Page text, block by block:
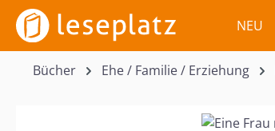
Hauptinhalt springen
Zur Suche springen
Zur Hauptnavigation springen NEU
Bücher Ehe / Familie / Erziehung